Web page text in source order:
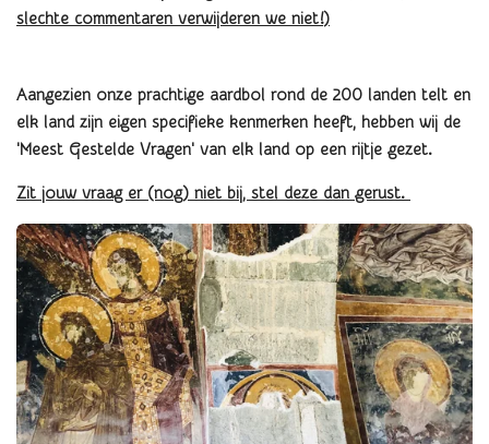
slechte commentaren verwijderen we niet!)
Aangezien onze prachtige aardbol rond de 200 landen telt en
elk land zijn eigen specifieke kenmerken heeft, hebben wij de
'Meest Gestelde Vragen' van elk land op een rijtje gezet.
Zit jouw vraag er (nog) niet bij, stel deze dan gerust.